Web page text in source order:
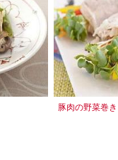
豚肉の野菜巻